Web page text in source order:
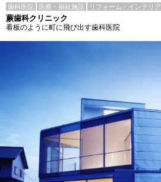
歯科医院 医療・福祉施設 リフォーム・インテリア
蕨歯科クリニック
看板のように町に飛び出す歯科医院